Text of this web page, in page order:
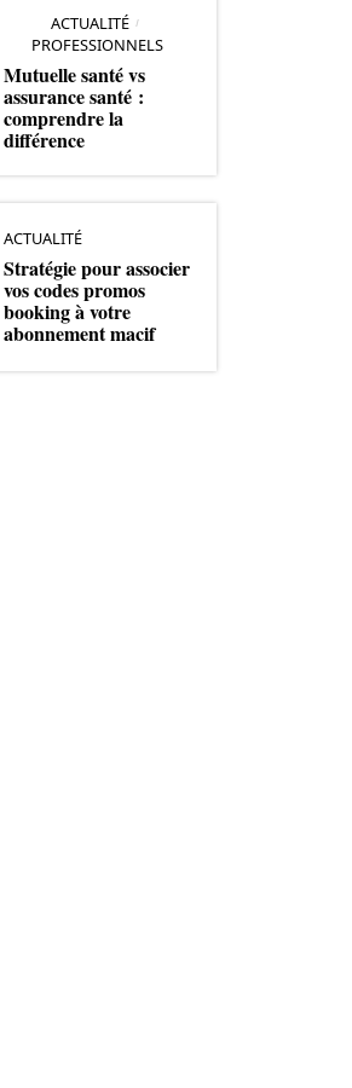
ACTUALITÉ
PROFESSIONNELS
Mutuelle santé vs
assurance santé :
comprendre la
différence
ACTUALITÉ
Stratégie pour associer
vos codes promos
booking à votre
abonnement macif